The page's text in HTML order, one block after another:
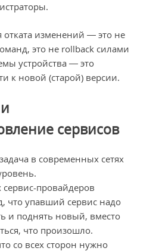
отката изменений — это не
это не rollback силами
устройства — это
к новой (старой) версии.
сервисов
в современных сетях
провайдеров
что упавший сервис надо
и поднять новый, вместо
что произошло.
со всех сторон нужно